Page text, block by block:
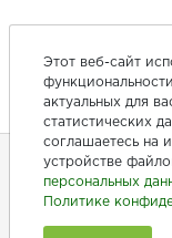
+7 (846) 275-20-
+7 (902) 375-20-
Этот веб-сайт
актуальных для
статистических
соглашаетесь на
устройстве
персональных
Политике